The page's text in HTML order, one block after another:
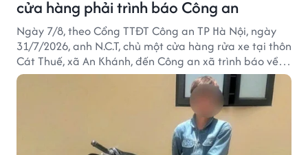
cửa hàng phải trình báo Công an
Ngày 7/8, theo Cổng TTĐT Công an TP Hà Nội, ngày
31/7/2026, anh N.C.T, chủ một cửa hàng rửa xe tại thôn
Cát Thuế, xã An Khánh, đến Công an xã trình báo về
việc bị mất trộm chiếc xe máy Honda Wave. Trong cốp
xe còn có nhiều giấy tờ cá nhân và khoảng 1,2 triệu